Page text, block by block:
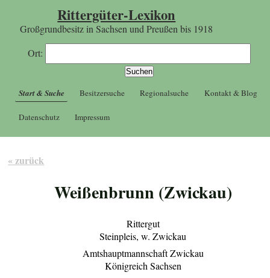
Rittergüter-Lexikon
Großgrundbesitz in Sachsen und Preußen bis 1918
Ort:
Start & Suche Besitzersuche Regionalsuche Kontakt & Blog
Datenschutz Impressum
« zurück
Weißenbrunn (Zwickau)
Rittergut
Steinpleis, w. Zwickau
Amtshauptmannschaft Zwickau
Königreich Sachsen